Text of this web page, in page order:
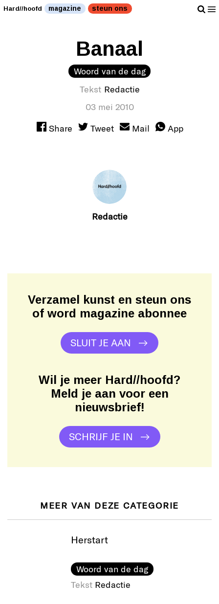
Hard//hoofd magazine steun ons
Banaal
Woord van de dag
Tekst Redactie
03 mei 2010
Share
Tweet Mail App
Redactie
Verzamel kunst en steun ons
of word magazine abonnee
SLUIT JE AAN
Wil je meer Hard//hoofd?
Meld je aan voor een
nieuwsbrief!
SCHRIJF JE IN
MEER VAN DEZE CATEGORIE
Herstart
Woord van de dag
Tekst Redactie